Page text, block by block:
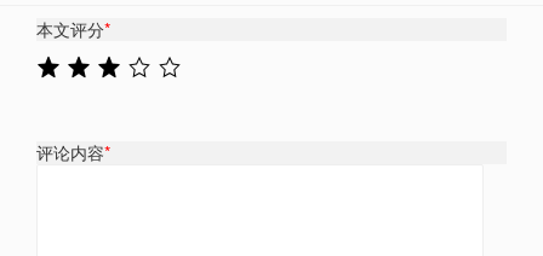
本文评分*
评论内容*